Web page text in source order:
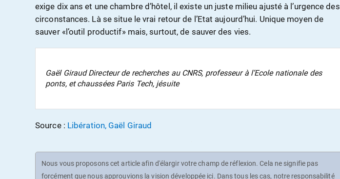
exige dix ans et une chambre d’hôtel, il existe un juste milieu ajusté à l’urgence des
circonstances. Là se situe le vrai retour de l’Etat aujourd’hui. Unique moyen de
sauver «l’outil productif» mais, surtout, de sauver des vies.
Gaël Giraud Directeur de recherches au CNRS, professeur à l’Ecole nationale des
ponts, et chaussées Paris Tech, jésuite
Source : Libération, Gaël Giraud
Nous vous proposons cet article afin d'élargir votre champ de réflexion. Cela ne signifie pas
forcément que nous approuvions la vision développée ici. Dans tous les cas, notre responsabilité